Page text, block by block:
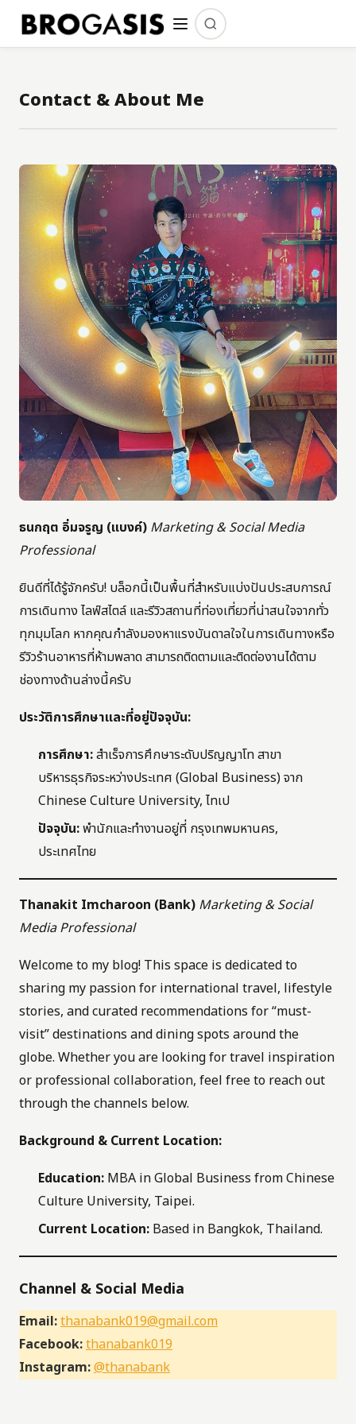
Contact & About Me
ธนกฤต อิ่มจรูญ (แบงค์) Marketing & Social Media
Professional
ยินดีที่ได้รู้จักครับ! บล็อกนี้เป็นพื้นที่สำหรับแบ่งปันประสบการณ์
การเดินทาง ไลฟ์สไตล์ และรีวิวสถานที่ท่องเที่ยวที่น่าสนใจจากทั่ว
ทุกมุมโลก หากคุณกำลังมองหาแรงบันดาลใจในการเดินทางหรือ
รีวิวร้านอาหารที่ห้ามพลาด สามารถติดตามและติดต่องานได้ตาม
ช่องทางด้านล่างนี้ครับ
ประวัติการศึกษาและที่อยู่ปัจจุบัน:
การศึกษา:สำเร็จการศึกษาระดับปริญญาโท สาขา
บริหารธุรกิจระหว่างประเทศ (Global Business) จาก
Chinese Culture University, ไทเป
ปัจจุบัน:พำนักและทำงานอยู่ที่ กรุงเทพมหานคร,
ประเทศไทย
Thanakit Imcharoon (Bank) Marketing & Social
Media Professional
Welcome to my blog! This space is dedicated to
sharing my passion for international travel, lifestyle
stories, and curated recommendations for “must-
visit” destinations and dining spots around the
globe. Whether you are looking for travel inspiration
or professional collaboration, feel free to reach out
through the channels below.
Background & Current Location:
Education: MBA in Global Business from Chinese
Culture University, Taipei.
Current Location: Based in Bangkok, Thailand.
Channel & Social Media
Email:thanabank019@gmail.com
Facebook:thanabank019
Instagram:@thanabank